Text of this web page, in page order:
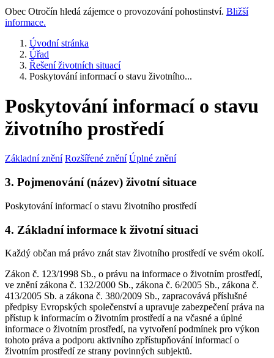
Obec Otročín hledá zájemce o provozování pohostinství. Bližší
informace.
Úvodní stránka
Úřad
Řešení životních situací
Poskytování informací o stavu životního...
Poskytování informací o stavu
životního prostředí
Základní znění Rozšířené znění Úplné znění
3. Pojmenování (název) životní situace
Poskytování informací o stavu životního prostředí
4. Základní informace k životní situaci
Každý občan má právo znát stav životního prostředí ve svém okolí.
Zákon č. 123/1998 Sb., o právu na informace o životním prostředí,
ve znění zákona č. 132/2000 Sb., zákona č. 6/2005 Sb., zákona č.
413/2005 Sb. a zákona č. 380/2009 Sb., zapracovává příslušné
předpisy Evropských společenství a upravuje zabezpečení práva na
přístup k informacím o životním prostředí a na včasné a úplné
informace o životním prostředí, na vytvoření podmínek pro výkon
tohoto práva a podporu aktivního zpřístupňování informací o
životním prostředí ze strany povinných subjektů.